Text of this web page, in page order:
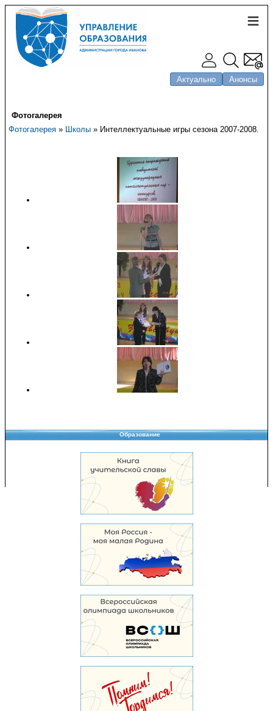
Актуально Анонсы
Фотогалерея
Фотогалерея » Школы » Интеллектуальные игры сезона 2007-2008.
Образование
Copyright © 2008-2026 Управление образования
Перепечатка и использование материалов возможны только с разрешения
Управления образования.
103,968,817 уникальных посетителей